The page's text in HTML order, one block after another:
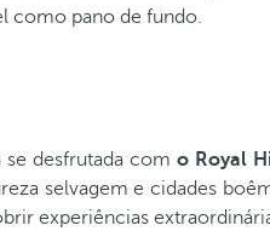
como pano de fundo.
desfrutada com o Royal
selvagem e cidades
experiências